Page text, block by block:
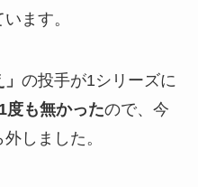
ます。
の投手が1シリーズに
度も無かったので、今
しました。